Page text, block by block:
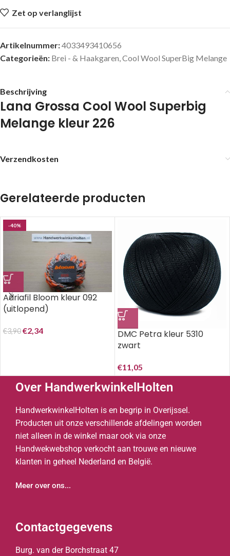
Zet op verlanglijst
Artikelnummer:4033493410656
Categorieën: Brei - & Haakgaren,Cool Wool SuperBig Melange
Beschrijving
Lana Grossa Cool Wool Superbig
Melange kleur 226
Verzendkosten
Gerelateerde producten
-40%
Adriafil Bloom kleur 092
(uitlopend)
€3,90€2,34
DMC Petra kleur 5310
zwart
€11,05
Over HandwerkwinkelHolten
HandwerkwinkelHolten is en begrip in Overijssel.
Producten uit onze verschillende afdelingen worden
niet alleen in de winkel maar ook via onze
Handwekwebshop verkocht aan trouwe en nieuwe
klanten in geheel Nederland en België.
Meer over ons...
Contactgegevens
Burg. van der Borchstraat 47